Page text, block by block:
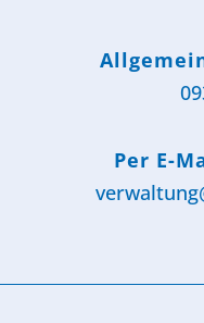
Per E-